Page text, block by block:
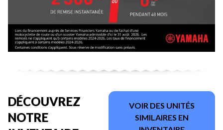
DÉCOUVREZ
NOTRE
VOIR DES UNITÉS
SIMILAIRES EN